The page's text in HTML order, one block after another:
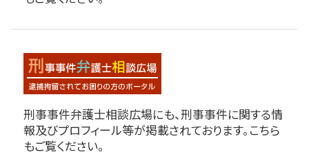
刑事事件弁護士相談広場にも、刑事事件に関する情
報及びプロフィール等が掲載されております。こちら
もご覧ください。